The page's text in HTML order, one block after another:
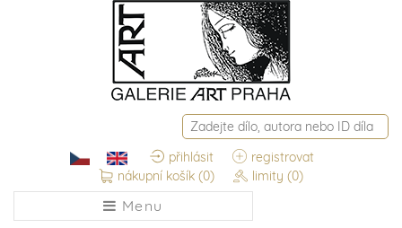
přihlásit
registrovat
nákupní košík (0) limity (0)
Menu